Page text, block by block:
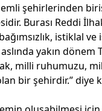
şehirlerinden
Burası Reddi
istiklal
aslında yakın
milli ruhumuzu,
bir şehirdir.” diye